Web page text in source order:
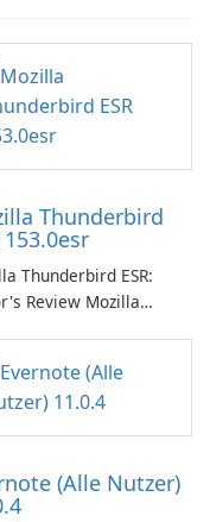
Thunderbird
153.0esr
Thunderbird ESR:
Review Mozilla
Release) is the long-
support channel of the
desktop email
designed for
predictable …(Alle Nutzer)